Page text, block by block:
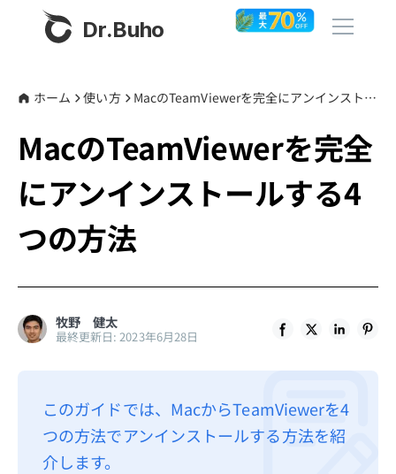
Dr.Buho
製品
BuhoCleaner
BuhoRepair
BuhoLaunchpad
ストア
その他
プライバシーポリシー
利用規約
ホーム 使い方 MacのTeamViewerを完全にアンインストールする4つの方法
MacのTeamViewerを完全
にアンインストールする4
つの方法
牧野 健太
最終更新日: 2023年6月28日
このガイドでは、MacからTeamViewerを4
つの方法でアンインストールする方法を紹
介します。